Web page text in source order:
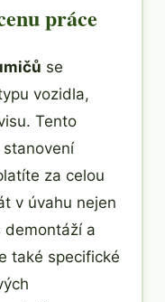
práce
se
vozidla,
Tento
za celou
v úvahu nejen
demontáží a
také specifické